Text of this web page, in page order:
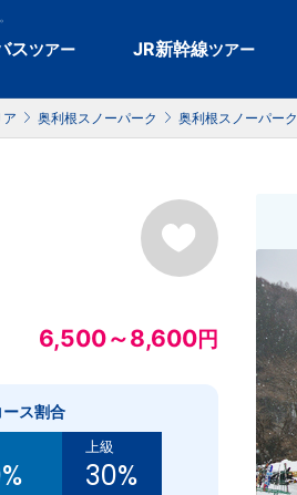
スツアー JR新幹線ツアー
奥利根スノーパーク 奥利根スノーパーク
6,500～8,600円
ース割合
上級
30%